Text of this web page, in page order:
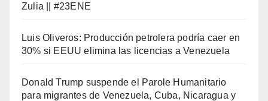
Zulia || #23ENE
Luis Oliveros: Producción petrolera podría caer en
30% si EEUU elimina las licencias a Venezuela
Donald Trump suspende el Parole Humanitario
para migrantes de Venezuela, Cuba, Nicaragua y